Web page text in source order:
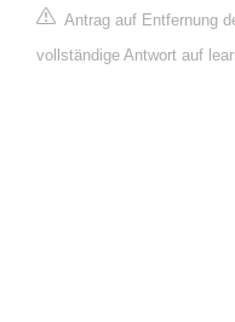
Antrag auf Entfernung
vollständige Antwort auf